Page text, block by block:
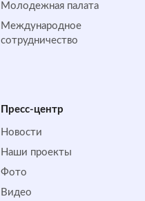
Молодежная палата
Международное
сотрудничество
Пресс-центр
Новости
Наши проекты
Фото
Видео